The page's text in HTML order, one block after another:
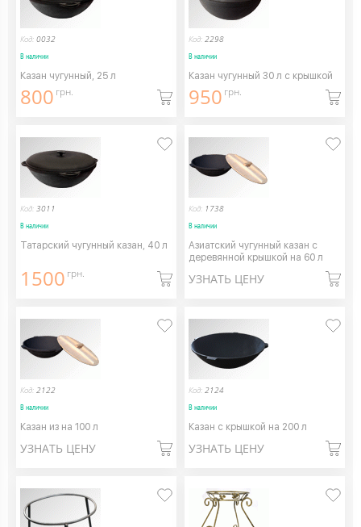
Код: 0032
В наличии
Казан чугунный, 25 л
800 грн.
Код: 2298
В наличии
Казан чугунный 30 л с крышкой
950 грн.
Код: 3011
В наличии
Татарский чугунный казан, 40 л
1500 грн.
Код: 1738
В наличии
Азиатский чугунный казан с
деревянной крышкой на 60 л
УЗНАТЬ ЦЕНУ
Код: 2122
В наличии
Казан из на 100 л
УЗНАТЬ ЦЕНУ
Код: 2124
В наличии
Казан с крышкой на 200 л
УЗНАТЬ ЦЕНУ